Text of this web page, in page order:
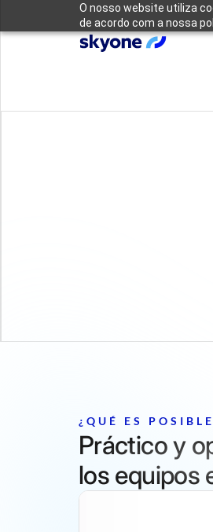
O nosso website utiliza
de acordo com a nossa
¿QUÉ ES
Práctico y
los equipos